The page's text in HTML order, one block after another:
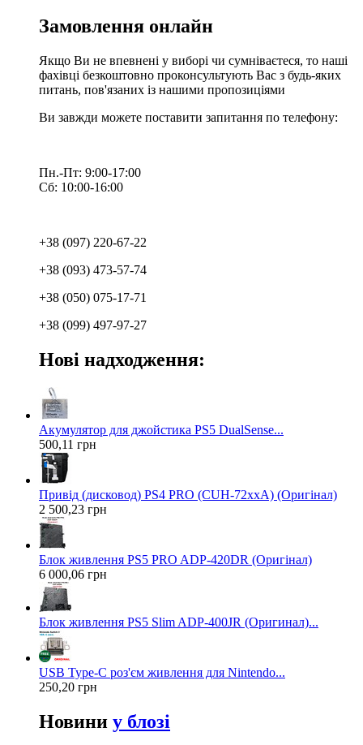
Замовлення онлайн
Якщо Ви не впевнені у виборі чи сумніваєтеся, то наші
фахівці безкоштовно проконсультують Вас з будь-яких
питань, пов'язаних із нашими пропозиціями
Ви завжди можете поставити запитання по телефону:
Пн.-Пт: 9:00-17:00
Сб: 10:00-16:00
+38 (097) 220-67-22
+38 (093) 473-57-74
+38 (050) 075-17-71
+38 (099) 497-97-27
Нові надходження:
Акумулятор для джойстика PS5 DualSense...
500,11 грн
Привід (дисковод) PS4 PRO (CUH-72xxA) (Оригінал)
2 500,23 грн
Блок живлення PS5 PRO ADP-420DR (Оригінал)
6 000,06 грн
Блок живлення PS5 Slim ADP-400JR (Оригинал)...
USB Type-C роз'єм живлення для Nintendo...
250,20 грн
Новини у блозі